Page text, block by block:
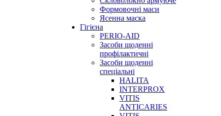
Формовочні маси
Ясенна маска
Гігієна
PERIO-AID
Засоби щоденні
профілактичні
Засоби щоденні
спеціальні
HALITA
INTERPROX
VITIS
ANTICARIES